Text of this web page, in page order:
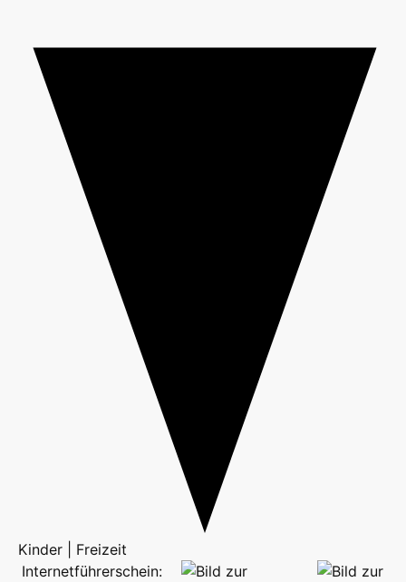
Kinder | Freizeit
Internetführerschein: